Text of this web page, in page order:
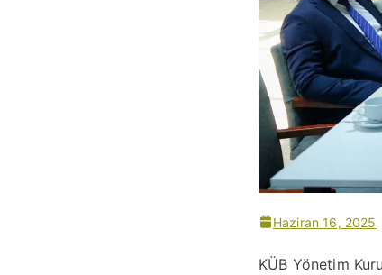
Haziran 16, 2025
KÜB Yönetim